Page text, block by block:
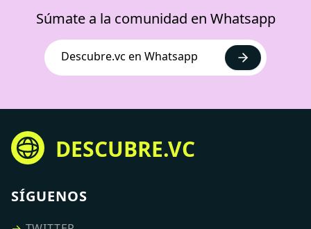
Súmate a la comunidad en Whatsapp
Descubre.vc en Whatsapp
DESCUBRE.VC
SÍGUENOS